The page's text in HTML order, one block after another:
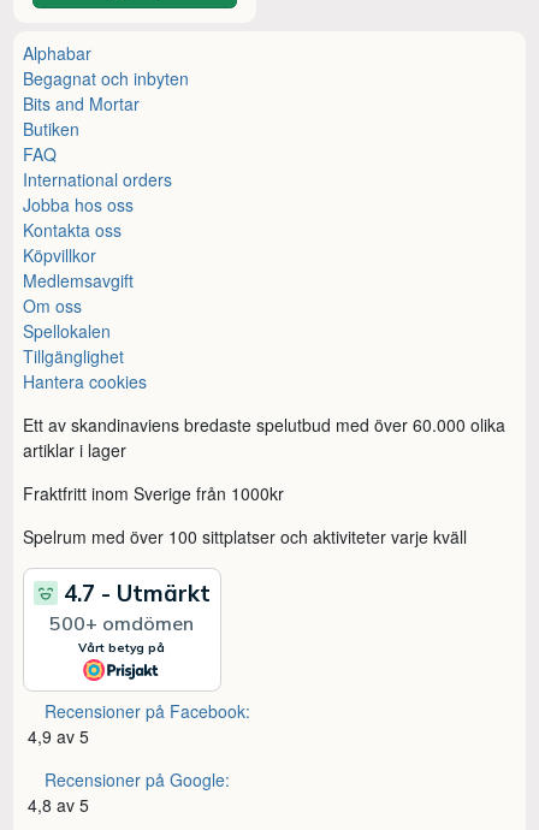
Alphabar
Begagnat och inbyten
Bits and Mortar
Butiken
FAQ
International orders
Jobba hos oss
Kontakta oss
Köpvillkor
Medlemsavgift
Om oss
Spellokalen
Tillgänglighet
Hantera cookies
Ett av skandinaviens bredaste spelutbud med över 60.000 olika
artiklar i lager
Fraktfritt inom Sverige från 1000kr
Spelrum med över 100 sittplatser och aktiviteter varje kväll
Recensioner på Facebook:
4,9 av 5
Recensioner på Google:
4,8 av 5